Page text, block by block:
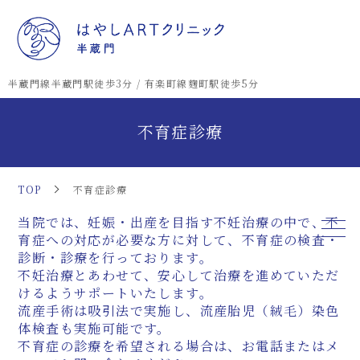
半蔵門線半蔵門駅徒歩3分 / 有楽町線麴町駅徒歩5分
不育症診療
TOP 不育症診療
当院では、妊娠・出産を目指す不妊治療の中で、不
育症への対応が必要な方に対して、不育症の検査・
診断・診療を行っております。
不妊治療とあわせて、安心して治療を進めていただ
けるようサポートいたします。
流産手術は吸引法で実施し、流産胎児（絨毛）染色
体検査も実施可能です。
不育症の診療を希望される場合は、お電話またはメ